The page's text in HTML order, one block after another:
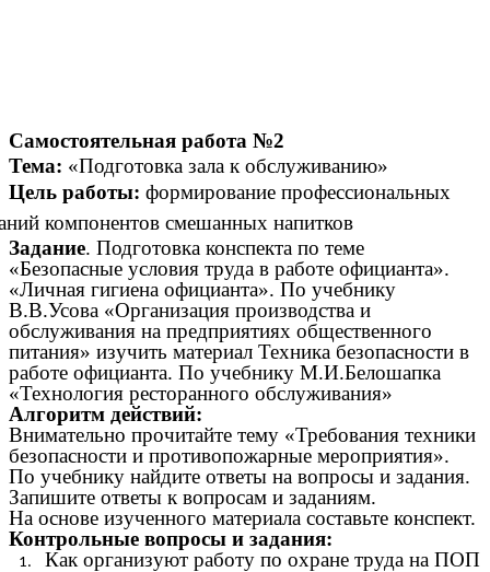
Самостоятельная работа №2
Тема: «Подготовка зала к обслуживанию»
Цель работы: формирование профессиональных
компонентов смешанных напитков
Задание. Подготовка конспекта по теме
«Безопасные условия труда в работе официанта».
«Личная гигиена официанта». По учебнику
В.В.Усова «Организация производства и
обслуживания на предприятиях общественного
питания» изучить материал Техника безопасности в
работе официанта. По учебнику М.И.Белошапка
«Технология ресторанного обслуживания»
Алгоритм действий:
Внимательно прочитайте тему «Требования техники
безопасности и противопожарные мероприятия».
По учебнику найдите ответы на вопросы и задания.
Запишите ответы к вопросам и заданиям.
На основе изученного материала составьте конспект.
Контрольные вопросы и задания:
Как организуют работу по охране труда на ПОП